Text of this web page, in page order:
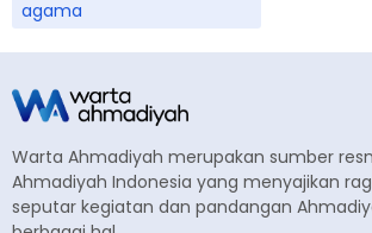
agama
Warta Ahmadiyah merupakan sumber
Ahmadiyah Indonesia yang menyajikan
seputar kegiatan dan pandangan